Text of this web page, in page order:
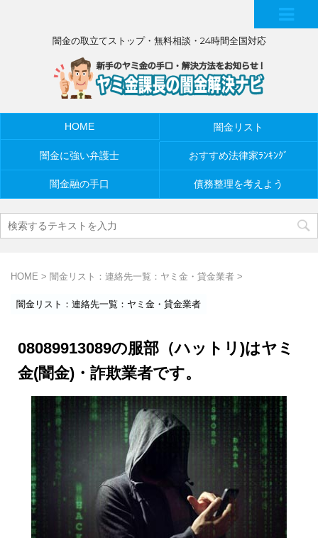
闇金の取立てストップ・無料相談・24時間全国対応
HOME 闇金リスト
闇金に強い弁護士 おすすめ法律家ﾗﾝｷﾝｸﾞ
闇金融の手口 債務整理を考えよう
HOME > 闇金リスト：連絡先一覧：ヤミ金・貸金業者 >
闇金リスト：連絡先一覧：ヤミ金・貸金業者
08089913089の服部（ハットリ)はヤミ
金(闇金)・詐欺業者です。